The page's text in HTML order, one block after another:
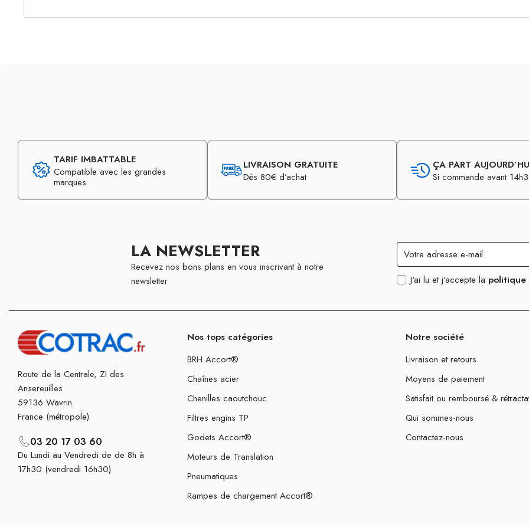
TARIF IMBATTABLE
Compatible avec les grandes
marques
LIVRAISON GRATUITE
Dès 80€ d’achat
ÇA PART
Si commande avant
LA NEWSLETTER
Recevez nos bons plans en vous inscrivant à notre
newsletter
J'ai lu et j'accepte la
Route de la Centrale, ZI des
Ansereuilles
59136 Wavrin
France (métropole)
03 20 17 03 60
Du Lundi au Vendredi de de 8h à
17h30 (vendredi 16h30)
Nos tops catégories
BRH Accort®
Chaînes acier
Chenilles caoutchouc
Filtres engins TP
Godets Accort®
Moteurs de Translation
Pneumatiques
Rampes de chargement Accort®
Notre société
Livraison et retours
Moyens de paiement
Satisfait ou remboursé &
Qui sommes-nous
Contactez-nous